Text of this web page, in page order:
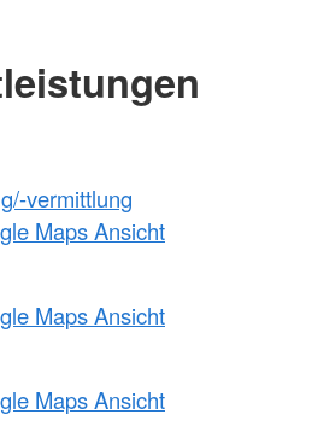
vermittlung
Maps Ansicht
Maps Ansicht
Maps Ansicht